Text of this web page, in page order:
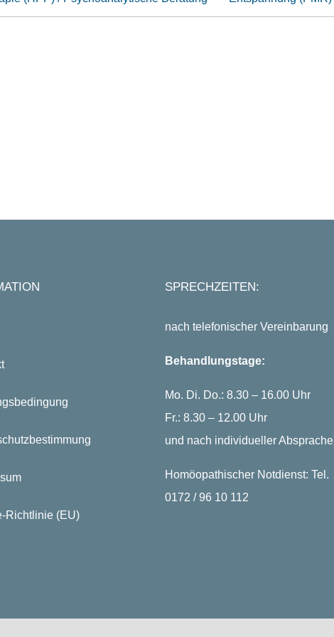
Richtlinie (EU)
SPRECHZEITEN:
nach telefonischer Vereinbarung
Behandlungstage:
Mo. Di. Do.: 8.30 – 16.00 Uhr
Fr.: 8.30 – 12.00 Uhr
und nach individueller Absprache
Homöopathischer Notdienst: Tel.
0172 / 96 10 112